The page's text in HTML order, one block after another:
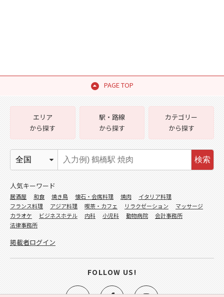
PAGE TOP
エリア
から探す
駅・路線
から探す
カテゴリー
から探す
検索
人気キーワード
居酒屋 和食 焼き鳥 懐石・会席料理 焼肉
イタリア料理
フランス料理
アジア料理 喫茶・カフェ リラクゼーション
マッサージ
カラオケ
ビジネスホテル 内科 小児科 動物病院
会計事務所
法律事務所
掲載者ログイン
FOLLOW US!